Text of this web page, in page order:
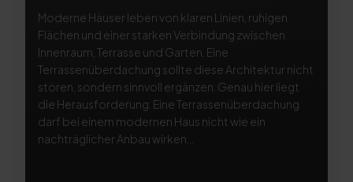
Moderne Häuser leben von klaren Linien, ruhigen
Flächen und einer starken Verbindung zwischen
Innenraum, Terrasse und Garten. Eine
Terrassenüberdachung sollte diese Architektur nicht
stören, sondern sinnvoll ergänzen. Genau hier liegt
die Herausforderung: Eine Terrassenüberdachung
darf bei einem modernen Haus nicht wie ein
nachträglicher Anbau wirken...